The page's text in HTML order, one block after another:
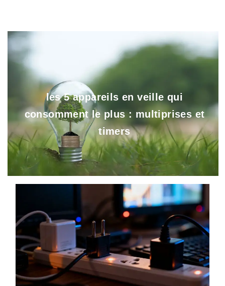
les 5 appareils en veille qui
consomment le plus : multiprises et
timers